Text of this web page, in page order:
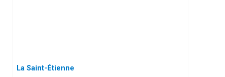
La Saint-Étienne